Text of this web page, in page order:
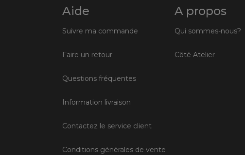
Aide
Suivre ma commande
Faire un retour
Questions fréquentes
Information livraison
Contactez le service client
Conditions générales de vente
A propos
Qui sommes-nous?
Côté Atelier